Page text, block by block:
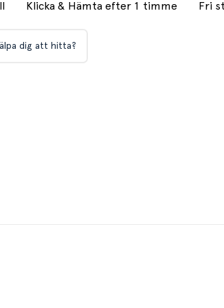
Klicka & Hämta efter 1 timme
Fri
dig att hitta?